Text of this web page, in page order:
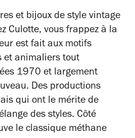
et bijoux de style vintage
Culotte, vous frappez à la
est fait aux motifs
et animaliers tout
1970 et largement
Des productions
qui ont le mérite de
des styles. Côté
le classique méthane